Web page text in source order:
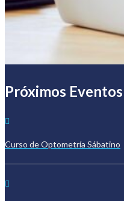
Próximos Eventos
Curso de Optometría Sábatino